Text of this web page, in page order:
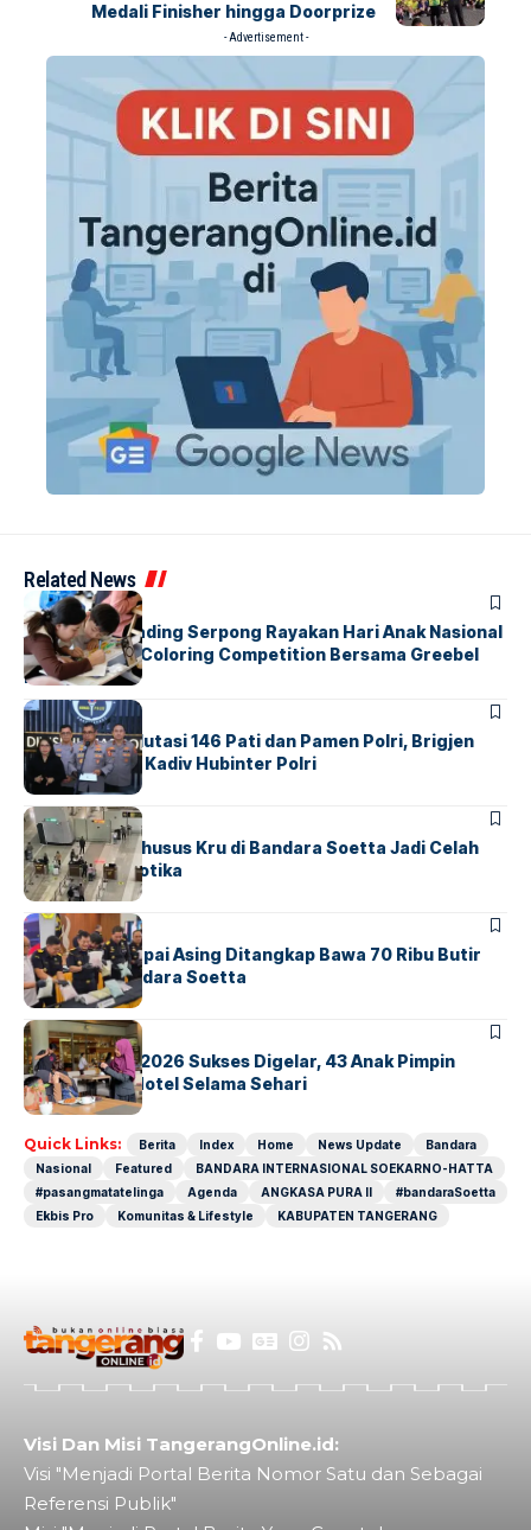
Medali Finisher hingga Doorprize
- Advertisement -
Related News
BERITAINDEX
Atria Hotel Gading Serpong Rayakan Hari Anak Nasional
Lewat Family Coloring Competition Bersama Greebel
Indonesia
BERITA
Mabes Polri Mutasi 146 Pati dan Pamen Polri, Brigjen
Untung Jabat Kadiv Hubinter Polri
BANDARABERITA
Ketika Jalur Khusus Kru di Bandara Soetta Jadi Celah
Sindikat Narkotika
BANDARA BERITA
Kopilot Maskapai Asing Ditangkap Bawa 70 Ribu Butir
Ekstasi di Bandara Soetta
BERITAINDEX
GM For A Day 2026 Sukses Digelar, 43 Anak Pimpin
Operasional Hotel Selama Sehari
Quick Links: Berita Index Home News Update
Bandara
Nasional
Featured
BANDARA INTERNASIONAL SOEKARNO-HATTA
#pasangmatatelinga
Agenda ANGKASA PURA II
#bandaraSoetta
Ekbis Pro
Komunitas & Lifestyle KABUPATEN TANGERANG
Visi Dan Misi TangerangOnline.id:
Visi "Menjadi Portal Berita Nomor Satu dan Sebagai
Referensi Publik"